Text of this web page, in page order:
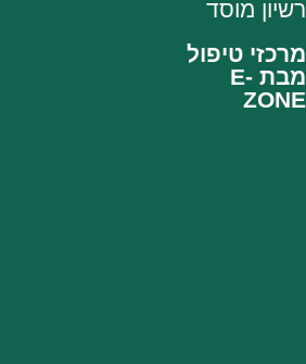
רשיון מוסד
מרכזי טיפול
מבת E-
ZONE